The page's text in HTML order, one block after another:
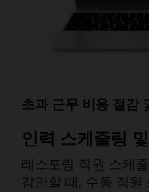
초과 근무 비용 절감
인력 스케줄링
레스토랑 직원 스케
감안할 때, 수동 직